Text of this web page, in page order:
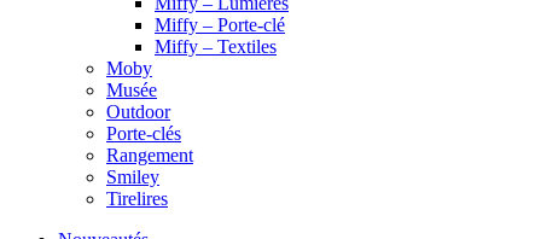
Miffy – Porte-clé
Miffy – Textiles
Moby
Musée
Outdoor
Porte-clés
Rangement
Smiley
Tirelires